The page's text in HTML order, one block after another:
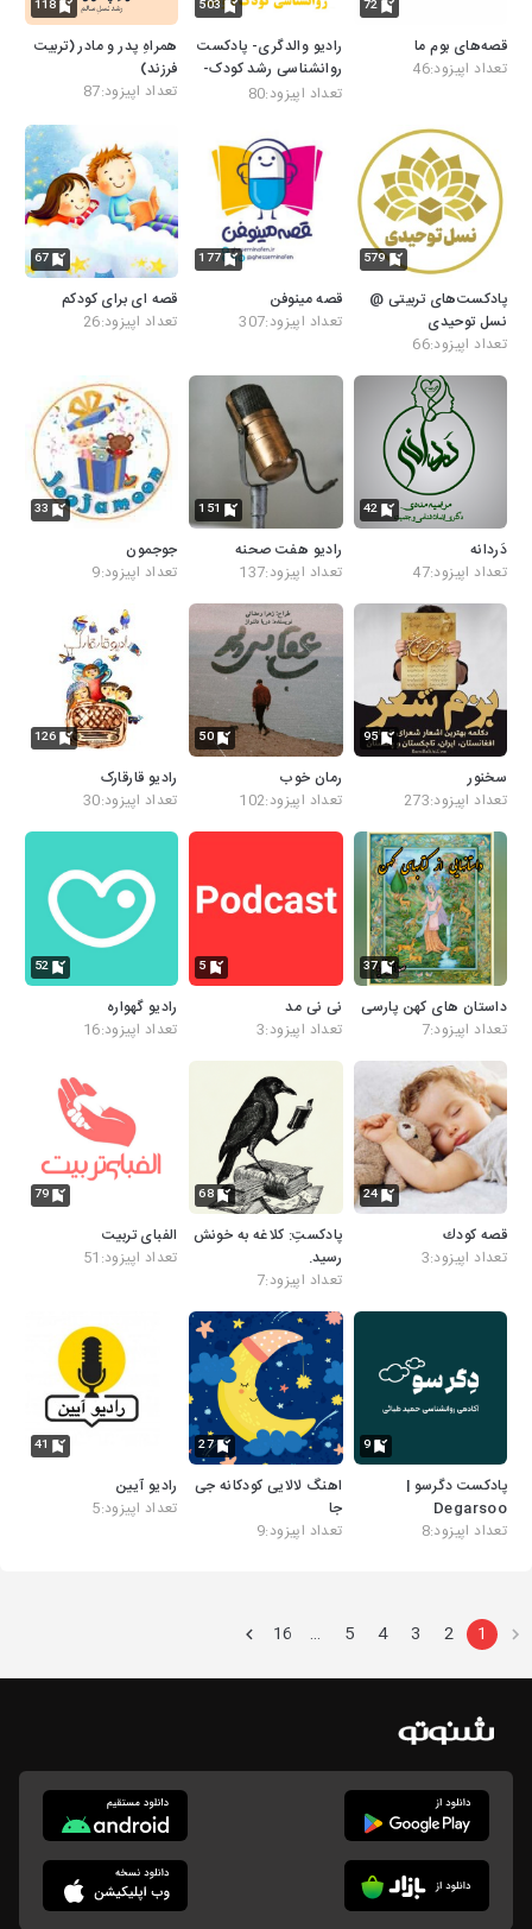
72
قصه‌های بوم ما
تعداد اپیزود:46
503
رادیو والدگری- پادکست
روانشناسی رشد کودک-
نوجوان- فرزندپروری
تعداد اپیزود:80
118
همراهِ پدر و مادر (تربیت
فرزند)
تعداد اپیزود:87
579
پادکست‌های تربیتی @
نسل توحیدی
تعداد اپیزود:66
177
قصه مینوفن
تعداد اپیزود:307
67
قصه ای برای کودکم
تعداد اپیزود:26
42
دَردانه
تعداد اپیزود:47
151
رادیو هفت صحنه
تعداد اپیزود:137
33
جوجمون
تعداد اپیزود:9
95
سخنور
تعداد اپیزود:273
50
رمان خوب
تعداد اپیزود:102
126
رادیو قارقارک
تعداد اپیزود:30
37
داستان های کهن پارسی
تعداد اپیزود:7
5
نی نی مد
تعداد اپیزود:3
52
رادیو گهواره
تعداد اپیزود:16
24
قصه كودك
تعداد اپیزود:3
68
پادکستِ: کلاغه به خونش
رسید.
تعداد اپیزود:7
79
الفبای تربیت
تعداد اپیزود:51
9
پادکست دگرسو |
Degarsoo
تعداد اپیزود:8
27
اهنگ لالایی کودکانه جی
جا
تعداد اپیزود:9
41
رادیو آیین
تعداد اپیزود:5
1
2
3
4
5
…
16